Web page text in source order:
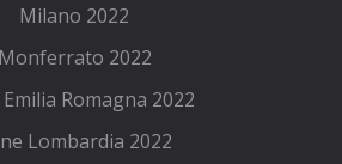
Milano 2022
Monferrato 2022
Romagna 2022
Lombardia 2022